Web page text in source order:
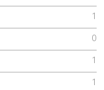
1
0
1
1